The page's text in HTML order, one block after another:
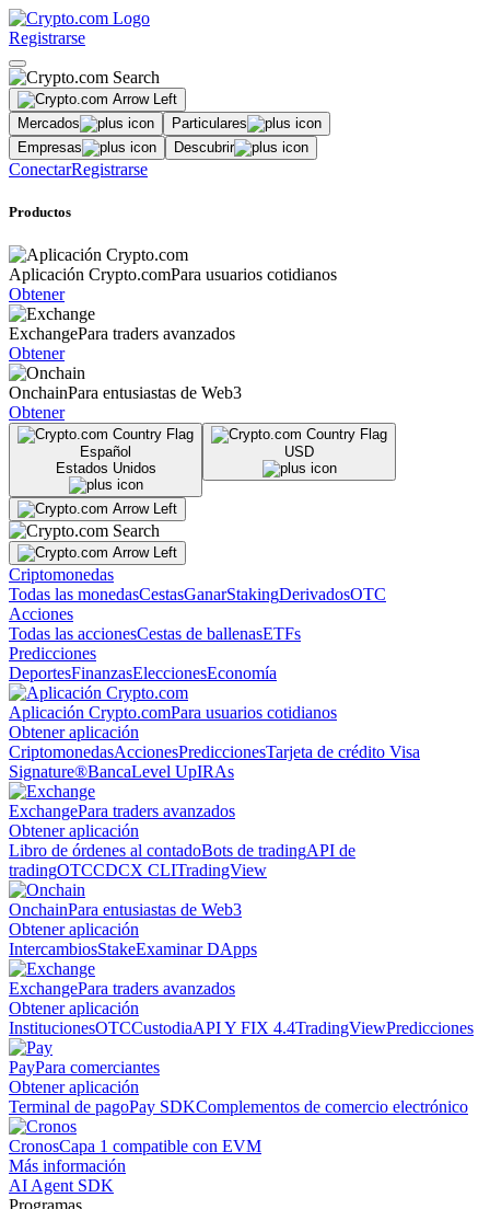
Registrarse
Mercados
Particulares
Empresas
Descubrir
ConectarRegistrarse
Productos
Aplicación Crypto.comPara usuarios cotidianos
Obtener
ExchangePara traders avanzados
Obtener
OnchainPara entusiastas de Web3
Obtener
Español
Estados Unidos
USD
Criptomonedas
Todas las monedasCestasGanarStakingDerivadosOTC
Acciones
Todas las accionesCestas de ballenasETFs
Predicciones
DeportesFinanzasEleccionesEconomía
Aplicación Crypto.comPara usuarios cotidianos
Obtener aplicación
CriptomonedasAccionesPrediccionesTarjeta de crédito Visa
Signature®BancaLevel UpIRAs
ExchangePara traders avanzados
Obtener aplicación
Libro de órdenes al contadoBots de tradingAPI de
tradingOTCCDCX CLITradingView
OnchainPara entusiastas de Web3
Obtener aplicación
IntercambiosStakeExaminar DApps
ExchangePara traders avanzados
Obtener aplicación
InstitucionesOTCCustodiaAPI Y FIX 4.4TradingViewPredicciones
PayPara comerciantes
Obtener aplicación
Terminal de pagoPay SDKComplementos de comercio electrónico
CronosCapa 1 compatible con EVM
Más información
AI Agent SDK